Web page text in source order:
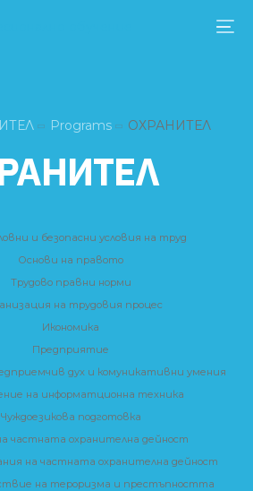
Programs ОХРАНИТЕЛ
и безопасни условия на труд
Основи на правото
Трудово правни норми
на трудовия процес
Икономика
Предприятие
дух и комуникативни умения
на информатционна техника
Чуждоезикова подготовка
частната охранителна дейност
на частната охранителна дейност
на тероризма и престъпността